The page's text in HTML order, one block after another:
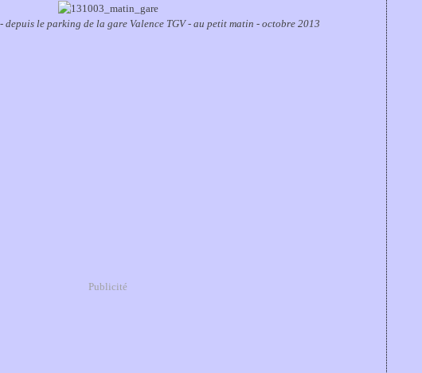
depuis le parking de la gare Valence TGV - au petit matin - octobre 2013
Publicité